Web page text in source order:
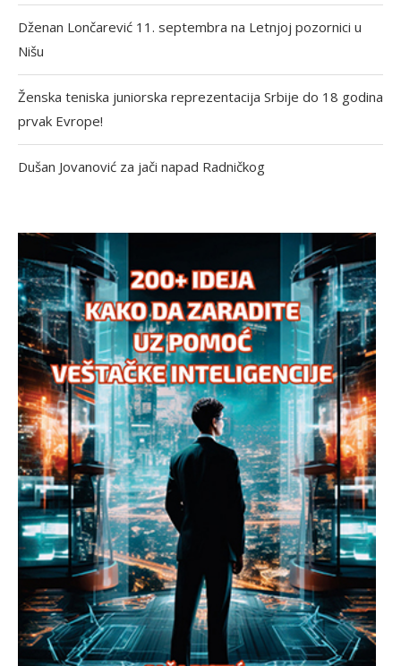
Dženan Lončarević 11. septembra na Letnjoj pozornici u
Nišu
Ženska teniska juniorska reprezentacija Srbije do 18 godina
prvak Evrope!
Dušan Jovanović za jači napad Radničkog